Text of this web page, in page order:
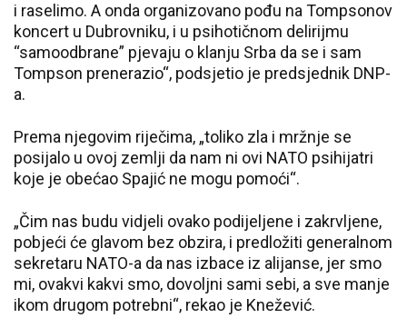
i raselimo. A onda organizovano pođu na Tompsonov
koncert u Dubrovniku, i u psihotičnom delirijmu
“samoodbrane” pjevaju o klanju Srba da se i sam
Tompson prenerazio“, podsjetio je predsjednik DNP-
a.
Prema njegovim riječima, „toliko zla i mržnje se
posijalo u ovoj zemlji da nam ni ovi NATO psihijatri
koje je obećao Spajić ne mogu pomoći“.
„Čim nas budu vidjeli ovako podijeljene i zakrvljene,
pobjeći će glavom bez obzira, i predložiti generalnom
sekretaru NATO-a da nas izbace iz alijanse, jer smo
mi, ovakvi kakvi smo, dovoljni sami sebi, a sve manje
ikom drugom potrebni“, rekao je Knežević.